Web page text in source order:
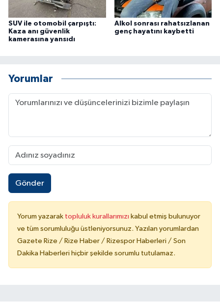
SUV ile otomobil çarpıştı:
Kaza anı güvenlik
kamerasına yansıdı
Alkol sonrası rahatsızlanan
genç hayatını kaybetti
Yorumlar
Gönder
Yorum yazarak topluluk kurallarımızı kabul etmiş bulunuyor
ve tüm sorumluluğu üstleniyorsunuz. Yazılan yorumlardan
Gazete Rize / Rize Haber / Rizespor Haberleri / Son
Dakika Haberleri hiçbir şekilde sorumlu tutulamaz.